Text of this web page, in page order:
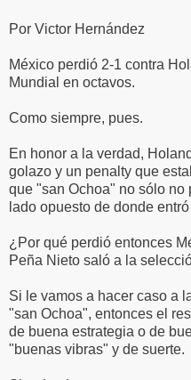
Por Victor Hernández
México perdió 2-1 contra
Mundial en octavos.
Como siempre, pues.
En honor a la verdad,
golazo y un penalty que
que "san Ochoa" no sólo no
lado opuesto de donde
¿Por qué perdió entonces
Peña Nieto saló a la
Si le vamos a hacer caso a
"san Ochoa", entonces el
de buena estrategia o de
"buenas vibras" y de suerte.